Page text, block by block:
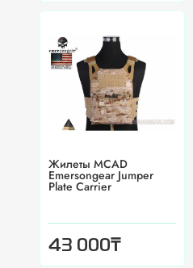
Жилеты MCAD
Emersongear Jumper
Plate Carrier
43 000₸